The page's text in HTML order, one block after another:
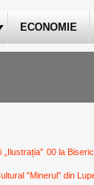
ECONOMIE
00 la
”Minerul” din